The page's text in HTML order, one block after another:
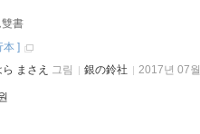
書
本 ]
まさえ 그림 銀の鈴社 2017년 07월